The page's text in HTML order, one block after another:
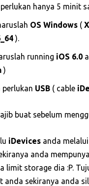
hanya 5 minit
OS Windows (
).
running iOS 6.0
)
perlukan USB ( cable
buat sebelum
iDevices anda melalui
anda
limit storage dia :P.
anda sekiranya anda